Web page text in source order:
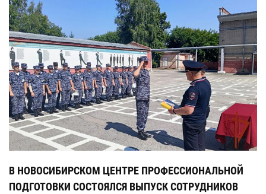
В НОВОСИБИРСКОМ ЦЕНТРЕ ПРОФЕССИОНАЛЬНОЙ
ПОДГОТОВКИ СОСТОЯЛСЯ ВЫПУСК СОТРУДНИКОВ